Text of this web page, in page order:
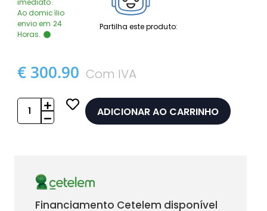
imediato.
Ao domicílio
envio em 24
Horas.
Partilha este produto:
€ 300.90 Com IVA
ADICIONAR AO CARRINHO
Financiamento Cetelem disponível